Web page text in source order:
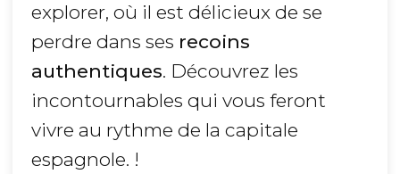
explorer, où il est délicieux de se
perdre dans ses recoins
authentiques. Découvrez les
incontournables qui vous feront
vivre au rythme de la capitale
espagnole. !